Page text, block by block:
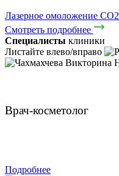
Лазерное омоложение CO2
Смотреть подробнее
Специалисты клиники
Листайте влево/вправо
Врач-косметолог
Подробнее